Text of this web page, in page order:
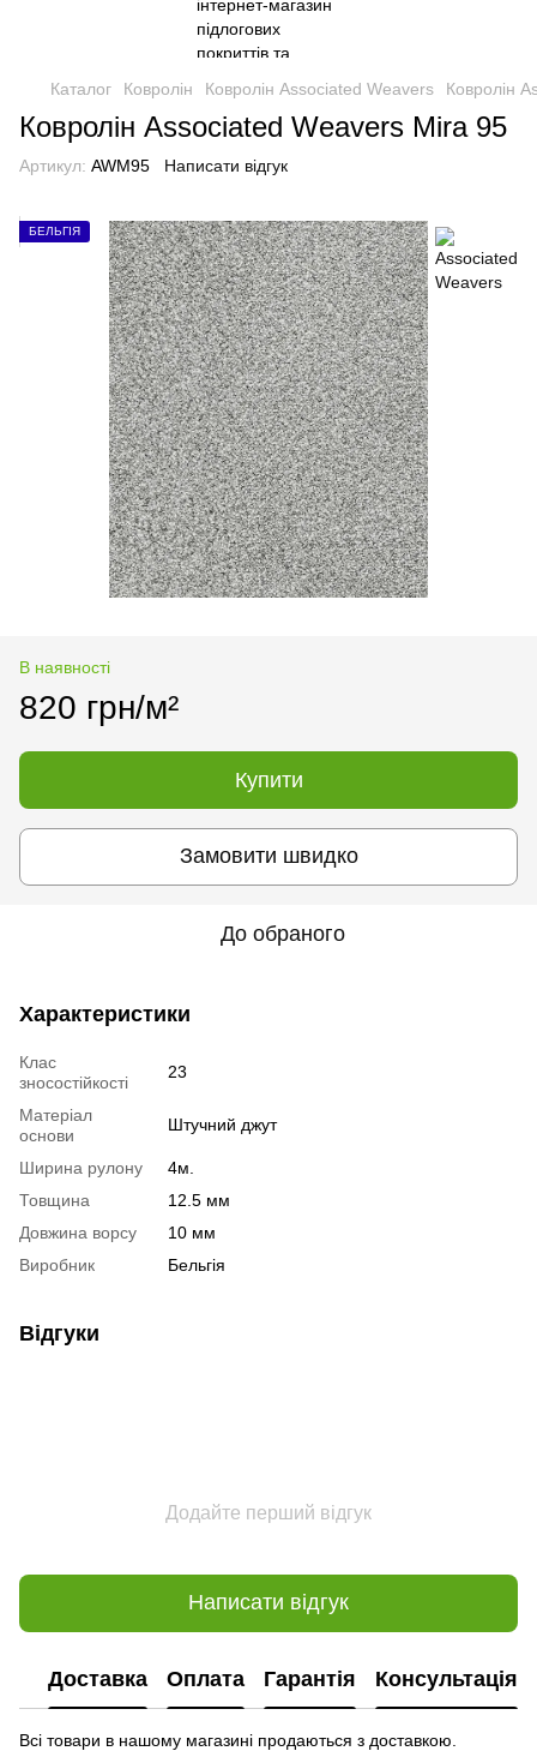
Каталог Ковролін Ковролін Associated Weavers Ковролін
Ковролін Associated Weavers Mira 95
Артикул: AWM95 Написати відгук
БЕЛЬГІЯ
В наявності
820 грн/м²
Купити
Замовити швидко
До обраного
Характеристики
Клас
зносостійкості
23
Матеріал
основи
Штучний джут
Ширина рулону
4м.
Товщина
12.5 мм
Довжина ворсу
10 мм
Виробник
Бельгія
Відгуки
Додайте перший відгук
Написати відгук
Доставка Оплата Гарантія Консультація
Всі товари в нашому магазині продаються з доставкою.